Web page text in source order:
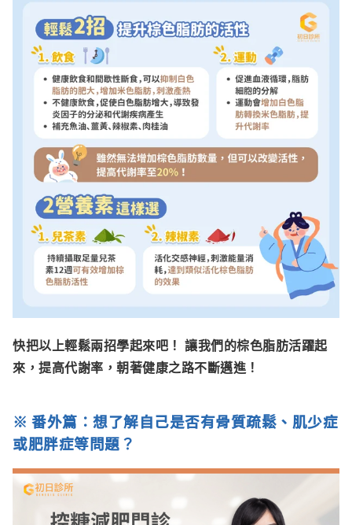
快把以上輕鬆兩招學起來吧！ 讓我們的棕色脂肪活躍起
來，提高代謝率，朝著健康之路不斷邁進！
※ 番外篇：想了解自己是否有骨質疏鬆、肌少症
或肥胖症等問題？